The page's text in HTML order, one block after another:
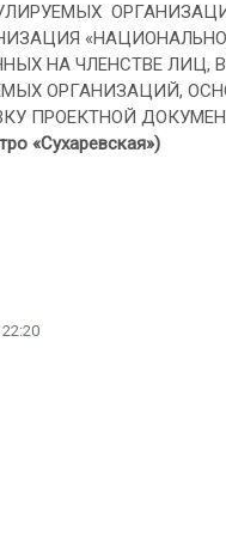
НА ЧЛЕНСТВЕ
ОРГАНИЗАЦИЙ,
ПРОЕКТНОЙ
«Сухаревская»)